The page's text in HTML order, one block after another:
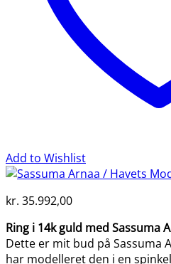
Add to Wishlist
kr. 35.992,00
Ring i 14k guld med Sassuma
Dette er mit bud på Sassuma
har modelleret den i en